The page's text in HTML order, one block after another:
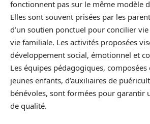
fonctionnent pas sur le même modèle
Elles sont souvent prisées par les
d’un soutien ponctuel pour concilier
vie familiale. Les activités proposées
développement social, émotionnel et
Les équipes pédagogiques, composées
jeunes enfants, d’auxiliaires de
bénévoles, sont formées pour garantir
de qualité.